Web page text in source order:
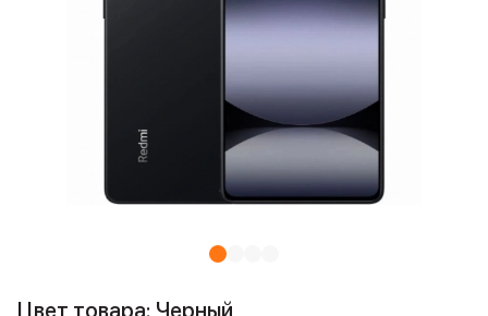
Цвет товара: Черный